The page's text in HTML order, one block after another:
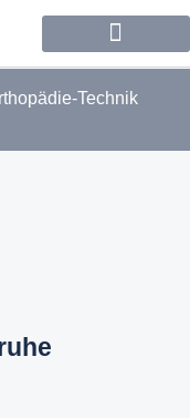
Technik